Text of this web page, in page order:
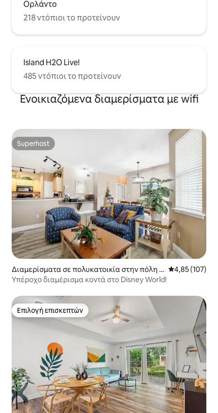
Ορλάντο
218 ντόπιοι το προτείνουν
Island H2O Live!
485 ντόπιοι το προτείνουν
Ενοικιαζόμενα διαμερίσματα με wifi
Superhost
Superhost
Διαμερίσματα σε πολυκατοικία στην πόλη D
avenport
Μέση
4,85 (107)
Υπέροχο διαμέρισμα κοντά στο Disney World!
Επιλογή επισκεπτών
Επιλογή επισκεπτών